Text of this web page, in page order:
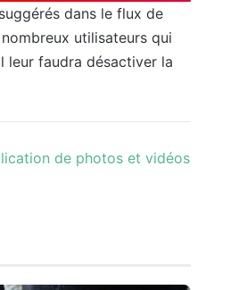
dans le flux de
utilisateurs qui
leur faudra désactiver la
de photos et vidéos